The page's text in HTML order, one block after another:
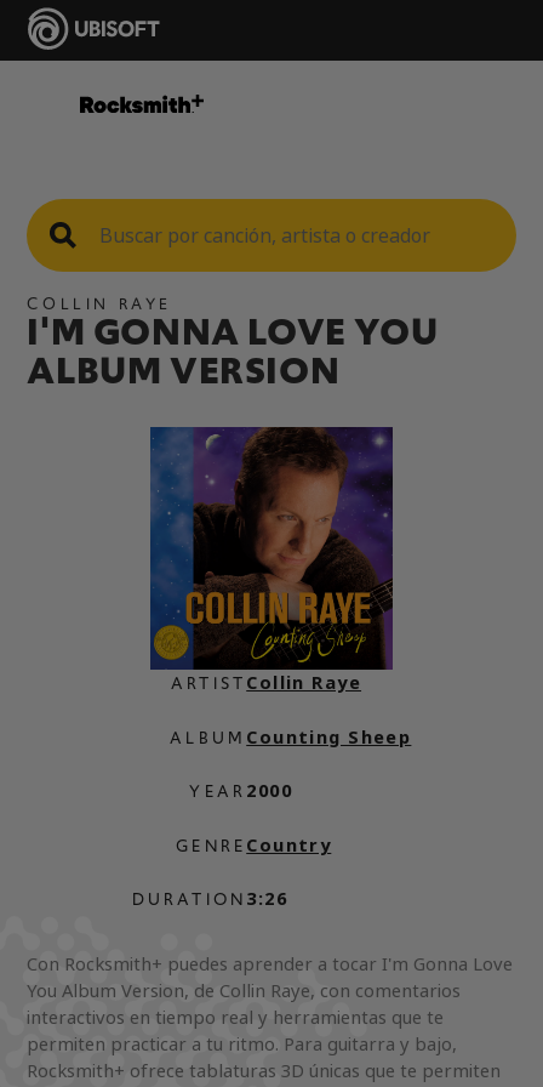
COLLIN RAYE
I'M GONNA LOVE YOU
ALBUM VERSION
ARTIST
ALBUM
YEAR
GENRE
DURATION
Collin Raye
Counting Sheep
2000
Country
3:26
Con Rocksmith+ puedes aprender a tocar I'm Gonna Love
You Album Version, de Collin Raye, con comentarios
interactivos en tiempo real y herramientas que te
permiten practicar a tu ritmo. Para guitarra y bajo,
Rocksmith+ ofrece tablaturas 3D únicas que te permiten